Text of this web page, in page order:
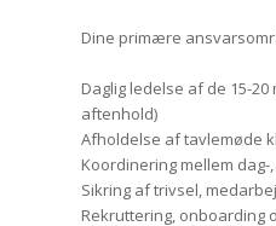
Dine primære
Daglig ledelse af de 15-
aftenhold)
Afholdelse af tavlemøde
Koordinering mellem
Sikring af trivsel,
Rekruttering, onboarding